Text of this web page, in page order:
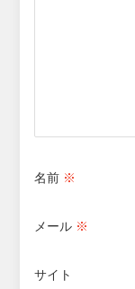
名前 ※
メール ※
サイト